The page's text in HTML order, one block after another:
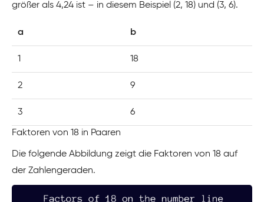
größer als 4,24 ist – in diesem Beispiel (2, 18) und (3, 6).
a b
1 18
2 9
3 6
Faktoren von 18 in Paaren
Die folgende Abbildung zeigt die Faktoren von 18 auf
der Zahlengeraden.